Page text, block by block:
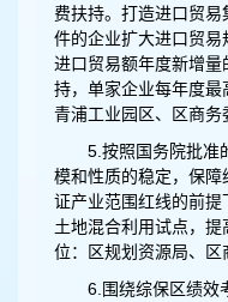
费扶持。打造进口贸
件的企业扩大进口贸
进口贸易额年度新增
持，单家企业每年度最
青浦工业园区、区商务
5.按照国务院批准
模和性质的稳定，保
证产业范围红线的前
土地混合利用试点，
位：区规划资源局、区
6.围绕综保区绩效